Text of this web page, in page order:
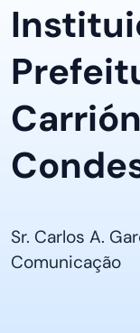
Sr. Carlos A.
Comunicação